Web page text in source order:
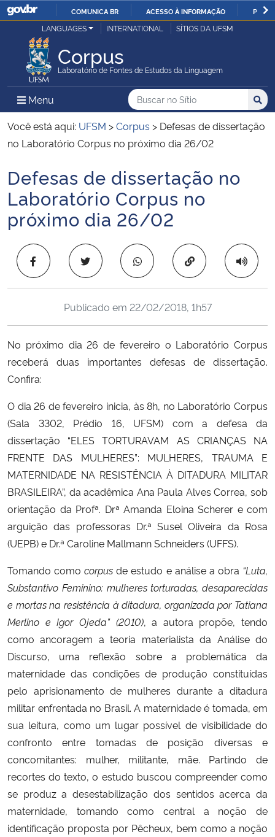
IR
COMUNICA BR ACESSO À INFORMAÇÃO
Ministério da Justiça e Segurança Pública
Ministério da Defesa
Ministério das Relações Exteriores
Ministério da Infraestrutura
Ministério da Agricultura, Pecuária e Abastecimento
Ministério da Educação
Ministério de Minas e Energia
Ministério da Ciência, Tecnologia, Inovações e Comunicações
Ministério do Turismo
Ministério do Desenvolvimento Regional
Controladoria-Geral da União
Ministério da Mulher, da Família e dos Direitos Humanos
Secretaria-Geral
Secretaria de Governo
Gabinete de Segurança Institucional
Advocacia-Geral da União
Banco Central do Brasil
Planalto
LANGUAGES INTERNATIONAL SÍTIOS DA UFSM
Corpus
Laboratório de Fontes de Estudos da Linguagem
Menu Menu Principal do Sítio
Busca
Buscar no no Sítio
Busca:
Você está aqui: UFSM >Corpus > Defesas de dissertação
no Laboratório Corpus no próximo dia 26/02
Início do conteúdo
Defesas de dissertação no
Laboratório Corpus no
próximo dia 26/02
Copiar para área
Publicado em 22/02/2018, 1h57
No próximo dia 26 de fevereiro o Laboratório Corpus
receberá duas importantes defesas de dissertação.
Confira:
O dia 26 de fevereiro inicia, às 8h, no Laboratório Corpus
(Sala 3302, Prédio 16, UFSM) com a defesa da
dissertação “ELES TORTURAVAM AS CRIANÇAS NA
FRENTE DAS MULHERES”: MULHERES, TRAUMA E
MATERNIDADE NA RESISTÊNCIA À DITADURA MILITAR
BRASILEIRA”, da acadêmica Ana Paula Alves Correa, sob
orientação da Profª. Drª Amanda Eloina Scherer e com
arguição das professoras Dr.ª Susel Oliveira da Rosa
(UEPB) e Dr.ª Caroline Mallmann Schneiders (UFFS).
Tomando comocorpus de estudo e análise a obra “Luta,
Substantivo Feminino: mulheres torturadas, desaparecidas
e mortas na resistência à ditadura, organizada por Tatiana
Merlino e Igor Ojeda” (2010), a autora propõe, tendo
como ancoragem a teoria materialista da Análise do
Discurso, uma reflexão sobre a problemática da
maternidade das condições de produção constituídas
pelo aprisionamento de mulheres durante a ditadura
militar enfrentada no Brasil. A maternidade é tomada, em
sua leitura, como um lugar possível de visibilidade do
confronto entre tomadas de posição diversas e
concomitantes: mulher, militante, mãe. Partindo de
recortes do texto, o estudo buscou compreender como
se produz a desestabilização dos sentidos acerca da
maternidade, tomando como central a noção de
identificação proposta por Pêcheux, bem como a noção